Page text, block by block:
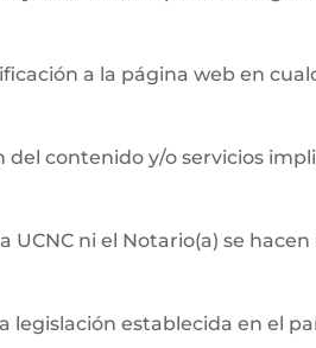
a la página web en
contenido y/o servicios
ni el Notario(a) se
establecida en el